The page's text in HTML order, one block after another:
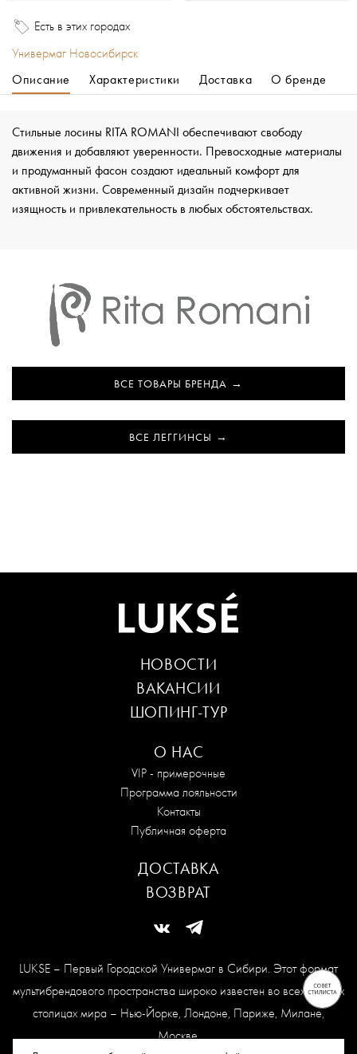
Есть в этих городах
Универмаг Новосибирск
Описание
Характеристики Доставка О бренде
Стильные лосины RITA ROMANI обеспечивают свободу
движения и добавляют уверенности. Превосходные материалы
и продуманный фасон создают идеальный комфорт для
активной жизни. Современный дизайн подчеркивает
изящность и привлекательность в любых обстоятельствах.
ВСЕ ТОВАРЫ БРЕНДА
ВСЕ ЛЕГГИНСЫ
LUKSE – Первый Городской Универмаг в Сибири. Этот формат
мультибрендового пространства широко известен во всех модных
столицах мира – Нью-Йорке, Лондоне, Париже, Милане,
Москве.
О НАС
VIP - примерочные
Программа лояльности
Контакты
Публичная оферта
НОВОСТИ
ВАКАНСИИ
ШОПИНГ-ТУР
ДОСТАВКА
ВОЗВРАТ